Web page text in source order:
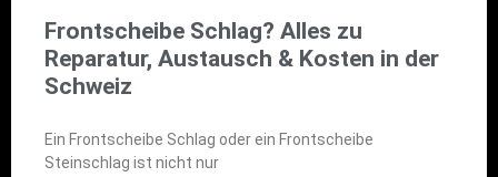
Frontscheibe Schlag? Alles zu
Reparatur, Austausch & Kosten in der
Schweiz
Ein Frontscheibe Schlag oder ein Frontscheibe
Steinschlag ist nicht nur